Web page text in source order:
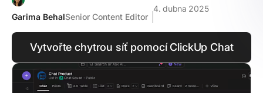
Garima BehalSenior Content Editor
4. dubna 2025
Vytvořte chytrou síť pomocí ClickUp Chat